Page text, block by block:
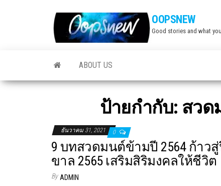
OOPSNEW
Good stories and what
ABOUT US
ป้ายกำกับ: สวด
ธันวาคม 31, 2021 0
9 บทสวดมนต์ข้ามปี 2564 ก้าว
ขาล 2565 เสริมสิริมงคลให้ชีวิต
By ADMIN